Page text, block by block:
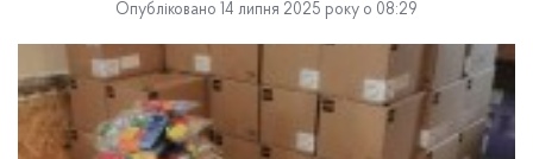
Опубліковано 14 липня 2025 року о 08:29